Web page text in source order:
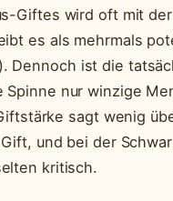
Giftes wird oft mit
es als mehrmals
). Dennoch ist die
Spinne nur winzige
sagt wenig
und bei der
kritisch.